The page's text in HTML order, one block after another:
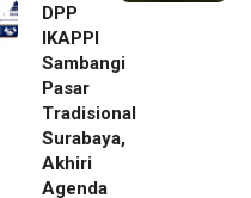
DPP
IKAPPI
Sambangi
Pasar
Tradisional
Surabaya,
Akhiri
Agenda